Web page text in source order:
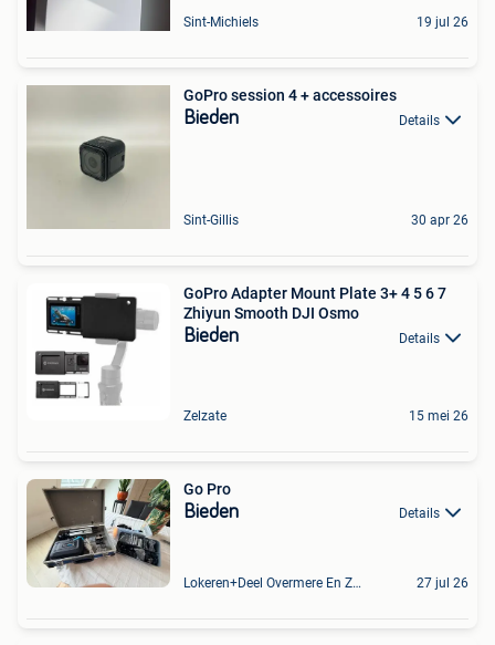
Sint-Michiels 19 jul 26
GoPro session 4 + accessoires
Bieden Details
Sint-Gillis 30 apr 26
GoPro Adapter Mount Plate 3+ 4 5 6 7
Zhiyun Smooth DJI Osmo
Bieden Details
Zelzate 15 mei 26
Go Pro
Bieden Details
Lokeren+Deel Overmere En Zele 27 jul 26